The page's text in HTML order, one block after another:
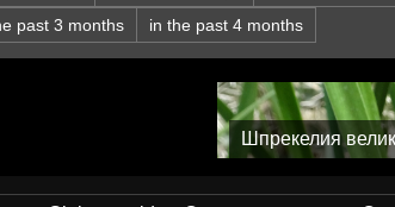
past 3 months in the past 4 months
Шпрекелия